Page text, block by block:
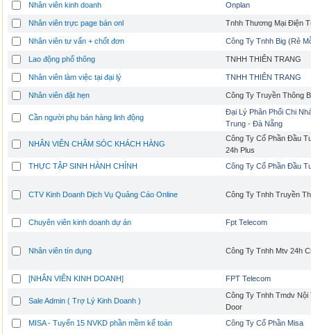
Nhân viên kinh doanh
Onplan
Nhân viên trực page bán onl Tnhh Thương Mại Điện
Nhân viên tư vấn + chốt đơn Công Ty Tnhh Big (Rẻ
Lao động phổ thông TNHH THIÊN TRANG
Nhân viên làm việc tại đại lý TNHH THIÊN TRANG
Nhân viên đặt hẹn Công Ty Truyền Thông
Cần người phụ bán hàng linh động
Đại Lý Phân Phối Chi
Trung - Đà Nẵng
NHÂN VIÊN CHĂM SÓC KHÁCH HÀNG
Công Ty Cổ Phần Đầu
24h Plus
THỰC TẬP SINH HÀNH CHÍNH
Công Ty Cổ Phần Đầu
CTV Kinh Doanh Dịch Vụ Quảng Cáo Online Công Ty Tnhh Truyền
Chuyên viên kinh doanh dự án Fpt Telecom
Nhân viên tín dụng Công Ty Tnhh Mtv 24h
[NHÂN VIÊN KINH DOANH] FPT Telecom
Sale Admin ( Trợ Lý Kinh Doanh )
Công Ty Tnhh Tmdv Nội
Door
MISA - Tuyển 15 NVKD phần mềm kế toán
Công Ty Cổ Phần Misa